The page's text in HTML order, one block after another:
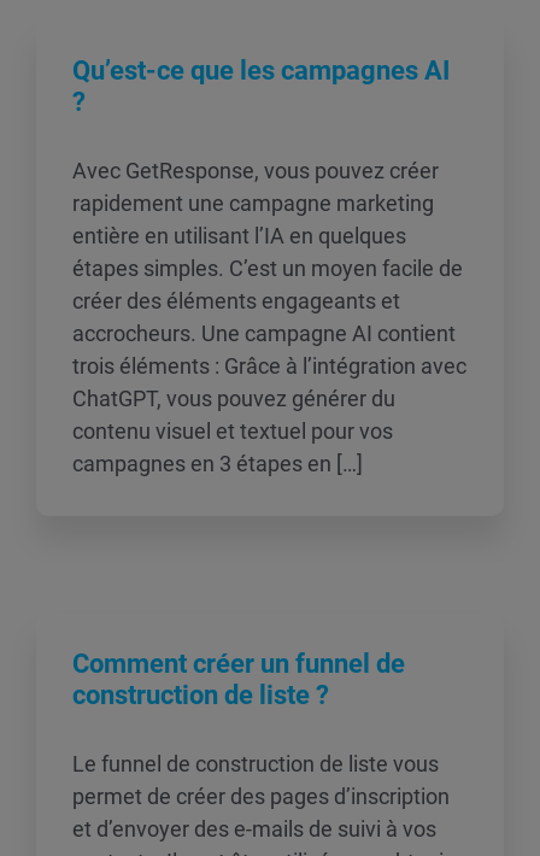
Qu’est-ce que les campagnes AI
?
Avec GetResponse, vous pouvez créer
rapidement une campagne marketing
entière en utilisant l’IA en quelques
étapes simples. C’est un moyen facile de
créer des éléments engageants et
accrocheurs. Une campagne AI contient
trois éléments : Grâce à l’intégration avec
ChatGPT, vous pouvez générer du
contenu visuel et textuel pour vos
campagnes en 3 étapes en […]
Comment créer un funnel de
construction de liste ?
Le funnel de construction de liste vous
permet de créer des pages d’inscription
et d’envoyer des e-mails de suivi à vos